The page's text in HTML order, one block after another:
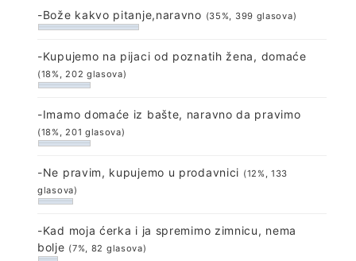
-Bože kakvo pitanje,naravno (35%, 399 glasova)
-Kupujemo na pijaci od poznatih žena, domaće
(18%, 202 glasova)
-Imamo domaće iz bašte, naravno da pravimo
(18%, 201 glasova)
-Ne pravim, kupujemo u prodavnici (12%, 133
glasova)
-Kad moja ćerka i ja spremimo zimnicu, nema
bolje (7%, 82 glasova)